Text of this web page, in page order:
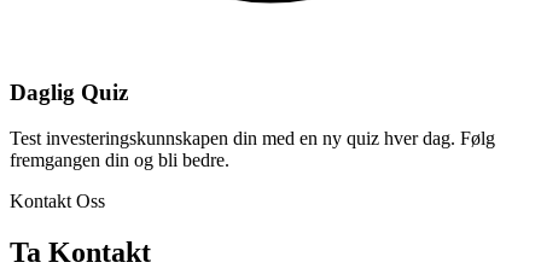
Daglig Quiz
Test investeringskunnskapen din med en ny quiz hver dag. Følg
fremgangen din og bli bedre.
Kontakt Oss
Ta Kontakt